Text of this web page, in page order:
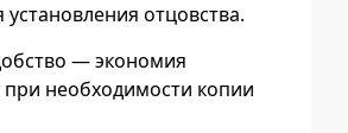
отцовства.
— экономия
необходимости копии